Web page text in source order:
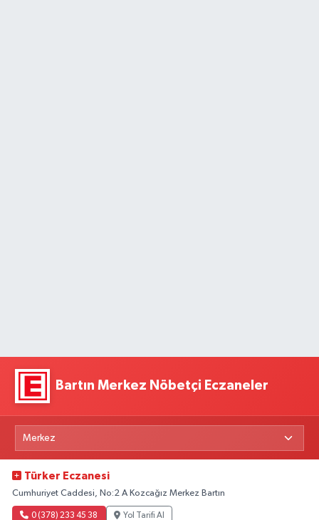
Bartın Merkez Nöbetçi Eczaneler
Türker Eczanesi
Cumhuriyet Caddesi, No:2 A Kozcağız Merkez Bartın
0 (378) 233 45 38 Yol Tarifi Al